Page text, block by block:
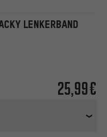
LENKERBAND
25,99€